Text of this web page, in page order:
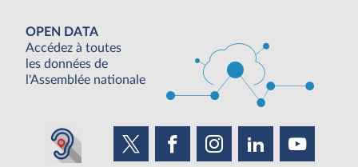
OPEN DATA
Accédez à toutes
les données de
l'Assemblée nationale